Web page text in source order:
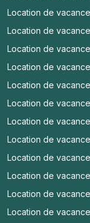
Location de
Location de
Location de
Location de
Location de
Location de
Location de
Location de
Location de
Location de
Location de
Location de